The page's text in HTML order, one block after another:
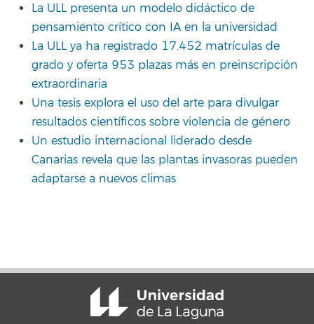
La ULL presenta un modelo didáctico de
pensamiento crítico con IA en la universidad
La ULL ya ha registrado 17.452 matrículas de
grado y oferta 953 plazas más en preinscripción
extraordinaria
Una tesis explora el uso del arte para divulgar
resultados científicos sobre violencia de género
Un estudio internacional liderado desde
Canarias revela que las plantas invasoras pueden
adaptarse a nuevos climas